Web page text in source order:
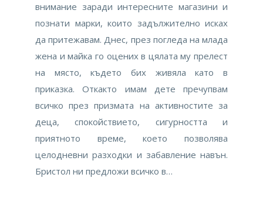
внимание заради интересните магазини и
познати марки, които задължително исках
да притежавам. Днес, през погледа на млада
жена и майка го оцених в цялата му прелест
на място, където бих живяла като в
приказка. Откакто имам дете пречупвам
всичко през призмата на активностите за
деца, спокойствието, сигурността и
приятното време, което позволява
целодневни разходки и забавление навън.
Бристол ни предложи всичко в…